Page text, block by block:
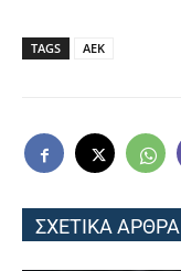
TAGS ΑΕΚ
ΣΧΕΤΙΚΑ ΑΡΘΡΑ